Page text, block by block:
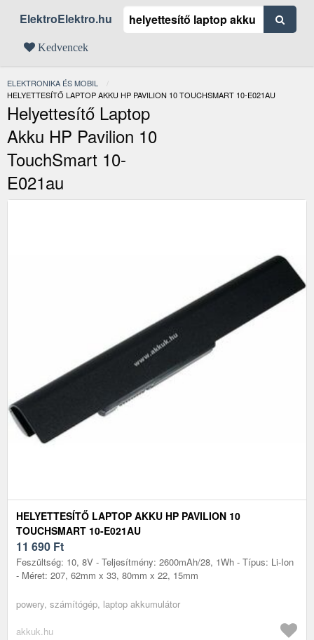
ElektroElektro.hu
Kedvencek
ELEKTRONIKA ÉS MOBIL
JELENLEGI:
HELYETTESÍTŐ LAPTOP AKKU HP PAVILION 10 TOUCHSMART 10-E021AU
Helyettesítő Laptop
Akku HP Pavilion 10
TouchSmart 10-
E021au
HELYETTESÍTŐ LAPTOP AKKU HP PAVILION 10
TOUCHSMART 10-E021AU
11 690 Ft
Feszültség: 10, 8V - Teljesítmény: 2600mAh/28, 1Wh - Típus: Li-Ion
- Méret: 207, 62mm x 33, 80mm x 22, 15mm
powery, számítógép, laptop akkumulátor
akkuk.hu